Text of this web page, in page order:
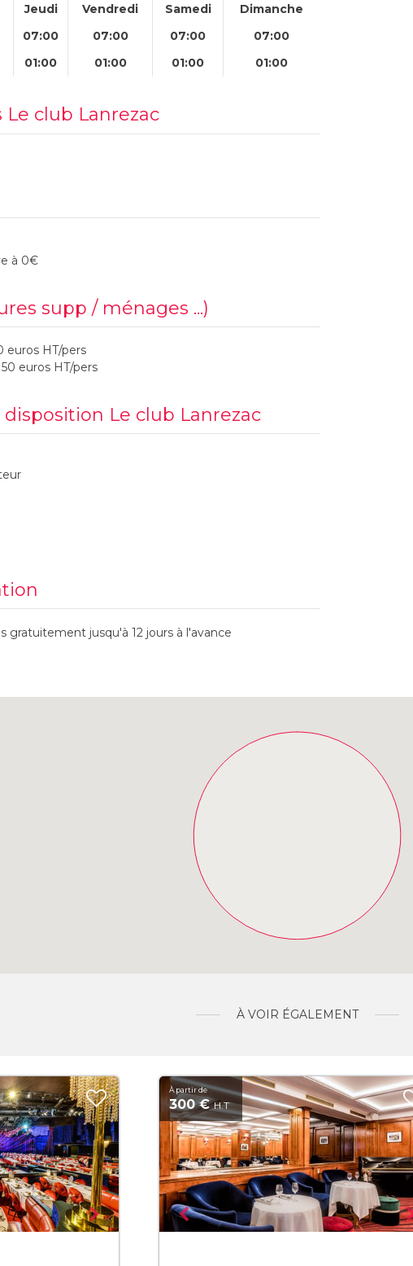
Jeudi Vendredi Samedi
Dimanche
07:00 07:00 07:00
07:00
01:00 01:00 01:00 01:00
club Lanrezac
à 0€
supp / ménages ...)
euros HT/pers
euros HT/pers
Le club Lanrezac
gratuitement jusqu'à 12 jours à l'avance
À VOIR ÉGALEMENT
À partir de
300 €H.T